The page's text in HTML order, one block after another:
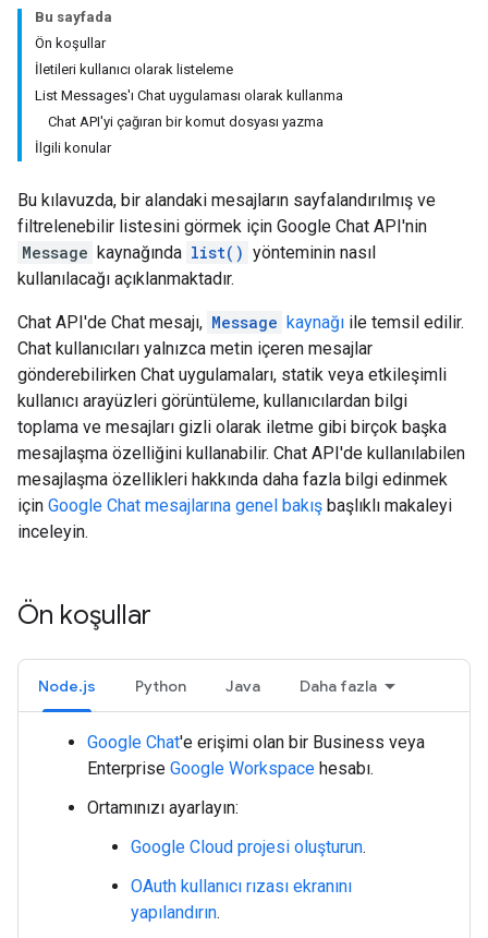
Bu sayfada
Ön koşullar
İletileri kullanıcı olarak listeleme
List Messages'ı Chat uygulaması olarak kullanma
Chat API'yi çağıran bir komut dosyası yazma
İlgili konular
Bu kılavuzda, bir alandaki mesajların sayfalandırılmış ve
filtrelenebilir listesini görmek için Google Chat API'nin
Message kaynağında list() yönteminin nasıl
kullanılacağı açıklanmaktadır.
Chat API'de Chat mesajı, Message kaynağı ile temsil edilir.
Chat kullanıcıları yalnızca metin içeren mesajlar
gönderebilirken Chat uygulamaları, statik veya etkileşimli
kullanıcı arayüzleri görüntüleme, kullanıcılardan bilgi
toplama ve mesajları gizli olarak iletme gibi birçok başka
mesajlaşma özelliğini kullanabilir. Chat API'de kullanılabilen
mesajlaşma özellikleri hakkında daha fazla bilgi edinmek
için Google Chat mesajlarına genel bakış başlıklı makaleyi
inceleyin.
Ön koşullar
Node.js Python Java Daha fazla
Google Chat'e erişimi olan bir Business veya
Enterprise Google Workspace hesabı.
Ortamınızı ayarlayın:
Google Cloud projesi oluşturun.
OAuth kullanıcı rızası ekranını
yapılandırın.